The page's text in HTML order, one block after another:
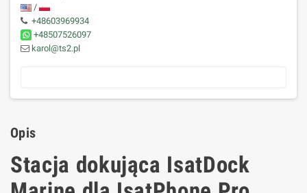
/
+48603969934
+48507526097
karol@ts2.pl
Opis
Stacja dokująca IsatDock